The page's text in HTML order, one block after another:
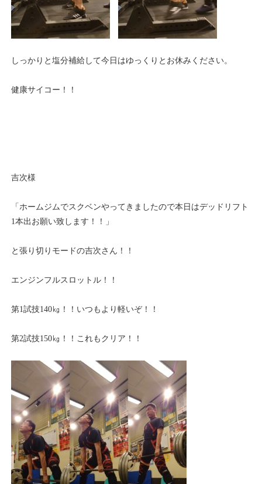
しっかりと塩分補給して今日はゆっくりとお休みください。
健康サイコー！！
吉次様
「ホームジムでスクベンやってきましたので本日はデッドリフト
1本出お願い致します！！」
と張り切りモードの吉次さん！！
エンジンフルスロットル！！
第1試技140㎏！！いつもより軽いぞ！！
第2試技150㎏！！これもクリア！！